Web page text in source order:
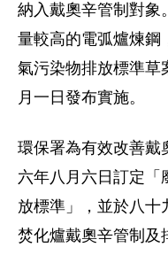
納入戴奧辛管制對象
量較高的電弧爐煉鋼
氣污染物排放標準草
月一日發布實施。
環保署為有效改善戴
六年八月六日訂定「
放標準」，並於八十
焚化爐戴奧辛管制及